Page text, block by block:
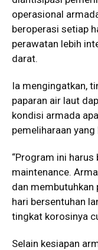
operasional
beroperasi setiap
perawatan lebih
darat.
Ia mengingatkan,
paparan air laut
kondisi armada
pemeliharaan yang
“Program ini
maintenance.
dan membutuhkan
hari bersentuhan
tingkat korosinya
Selain kesiapan